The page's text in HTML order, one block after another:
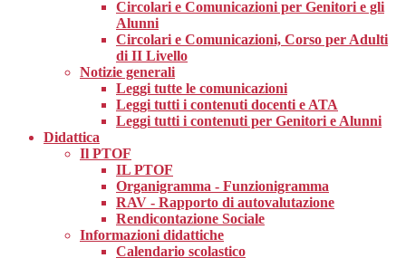
Circolari e Comunicazioni per Genitori e gli
Alunni
Circolari e Comunicazioni, Corso per Adulti
di II Livello
Notizie generali
Leggi tutte le comunicazioni
Leggi tutti i contenuti docenti e ATA
Leggi tutti i contenuti per Genitori e Alunni
Didattica
Il PTOF
IL PTOF
Organigramma - Funzionigramma
RAV - Rapporto di autovalutazione
Rendicontazione Sociale
Informazioni didattiche
Calendario scolastico